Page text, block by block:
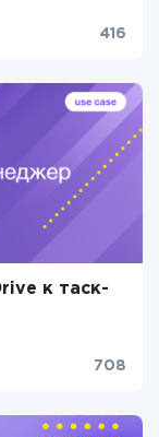
416
к таск-
708